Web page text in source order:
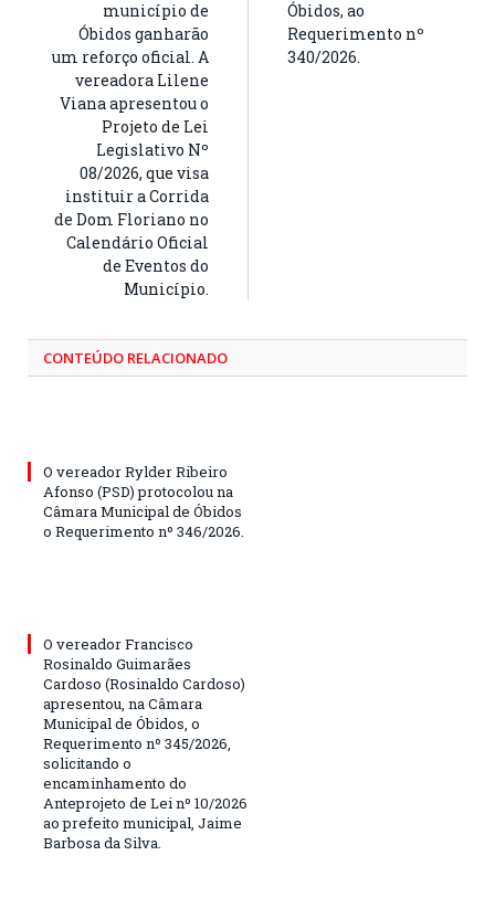
município de
Óbidos ganharão
um reforço oficial. A
vereadora Lilene
Viana apresentou o
Projeto de Lei
Legislativo Nº
08/2026, que visa
instituir a Corrida
de Dom Floriano no
Calendário Oficial
de Eventos do
Município.
Óbidos, ao
Requerimento nº
340/2026.
CONTEÚDO RELACIONADO
O vereador Rylder Ribeiro
Afonso (PSD) protocolou na
Câmara Municipal de Óbidos
o Requerimento nº 346/2026.
O vereador Francisco
Rosinaldo Guimarães
Cardoso (Rosinaldo Cardoso)
apresentou, na Câmara
Municipal de Óbidos, o
Requerimento nº 345/2026,
solicitando o
encaminhamento do
Anteprojeto de Lei nº 10/2026
ao prefeito municipal, Jaime
Barbosa da Silva.